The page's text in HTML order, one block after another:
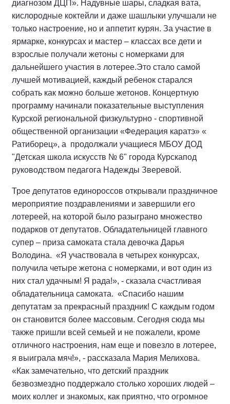
диагнозом ДЦП». Надувные шары, сладкая вата,
кислородные коктейли и даже шашлыки улучшали не
только настроение, но и аппетит курян. За участие в
ярмарке, конкурсах и мастер – классах все дети и
взрослые получали жетоны с номерками для
дальнейшего участия в лотерее.Это стало самой
лучшей мотивацией, каждый ребенок старался
собрать как можно больше жетонов. Концертную
программу начинали показательные выступления
Курской региональной физкультурно - спортивной
общественной организации «Федерация каратэ» «
Ратиборец», а продолжали учащиеся МБОУ ДОД
"Детская школа искусств № 6" города Курскапод
руководством педагога Надежды Зверевой.
Трое депутатов единороссов открывали праздничное
мероприятие поздравлениями и завершили его
лотереей, на которой было разыграно множество
подарков от депутатов. Обладательницей главного
супер – приза самоката стала девочка Дарья
Володина. «Я участвовала в четырех конкурсах,
получила четыре жетона с номерками, и вот один из
них стал удачным! Я рада!», - сказала счастливая
обладательница самоката. «Спасибо нашим
депутатам за прекрасный праздник! С каждым годом
он становится более массовым. Сегодня сюда мы
также пришли всей семьей и не пожалели, кроме
отличного настроения, нам еще и повезло в лотерее,
я выиграла мяч!», - рассказала Мария Мелихова.
«Как замечательно, что детский праздник
безвозмездно поддержало столько хороших людей –
моих коллег и знакомых, как приятно, что огромное